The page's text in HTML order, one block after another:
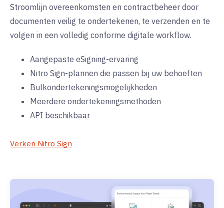
Stroomlijn overeenkomsten en contractbeheer door
documenten veilig te ondertekenen, te verzenden en te
volgen in een volledig conforme digitale workflow.
Aangepaste eSigning-ervaring
Nitro Sign-plannen die passen bij uw behoeften
Bulkondertekeningsmogelijkheden
Meerdere ondertekeningsmethoden
API beschikbaar
Verken Nitro Sign